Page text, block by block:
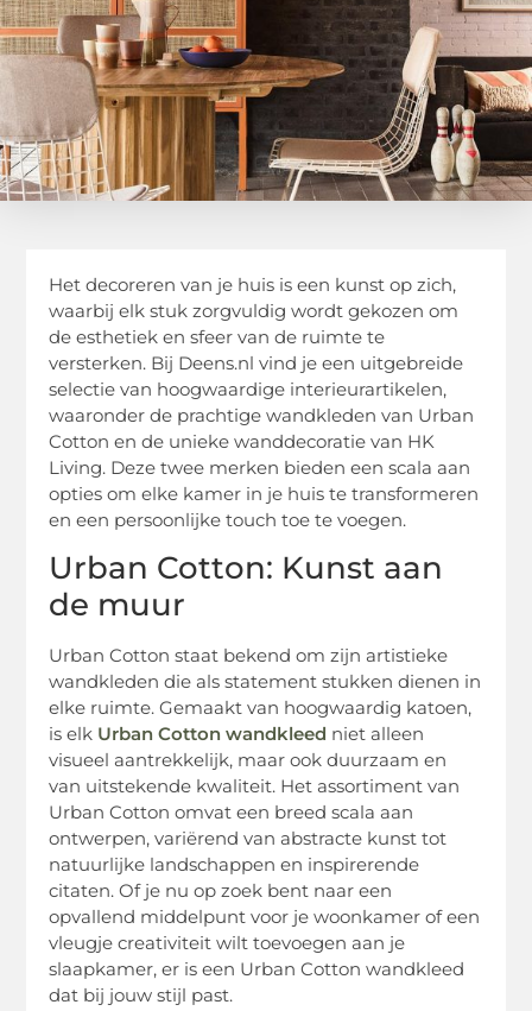
Het decoreren van je huis is een kunst op zich,
waarbij elk stuk zorgvuldig wordt gekozen om
de esthetiek en sfeer van de ruimte te
versterken. Bij Deens.nl vind je een uitgebreide
selectie van hoogwaardige interieurartikelen,
waaronder de prachtige wandkleden van Urban
Cotton en de unieke wanddecoratie van HK
Living. Deze twee merken bieden een scala aan
opties om elke kamer in je huis te transformeren
en een persoonlijke touch toe te voegen.
Urban Cotton: Kunst aan
de muur
Urban Cotton staat bekend om zijn artistieke
wandkleden die als statement stukken dienen in
elke ruimte. Gemaakt van hoogwaardig katoen,
is elk Urban Cotton wandkleed niet alleen
visueel aantrekkelijk, maar ook duurzaam en
van uitstekende kwaliteit. Het assortiment van
Urban Cotton omvat een breed scala aan
ontwerpen, variërend van abstracte kunst tot
natuurlijke landschappen en inspirerende
citaten. Of je nu op zoek bent naar een
opvallend middelpunt voor je woonkamer of een
vleugje creativiteit wilt toevoegen aan je
slaapkamer, er is een Urban Cotton wandkleed
dat bij jouw stijl past.